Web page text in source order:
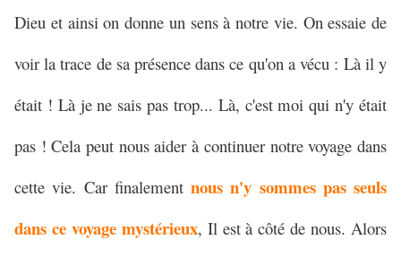
Dieu et ainsi on donne un sens à notre vie. On essaie de
voir la trace de sa présence dans ce qu'on a vécu : Là il y
était ! Là je ne sais pas trop... Là, c'est moi qui n'y était
pas ! Cela peut nous aider à continuer notre voyage dans
cette vie. Car finalement nous n'y sommes pas seuls
dans ce voyage mystérieux, Il est à côté de nous. Alors